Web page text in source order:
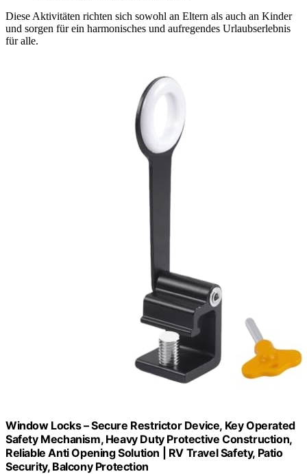
Diese Aktivitäten richten sich sowohl an Eltern als auch an Kinder
und sorgen für ein harmonisches und aufregendes Urlaubserlebnis
für alle.
Window Locks – Secure Restrictor Device, Key Operated
Safety Mechanism, Heavy Duty Protective Construction,
Reliable Anti Opening Solution | RV Travel Safety, Patio
Security, Balcony Protection